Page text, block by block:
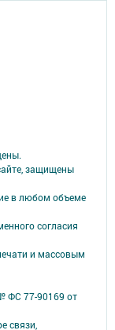
защищены
в любом объеме
согласия
и массовым
ФС 77-90169 от
связи,